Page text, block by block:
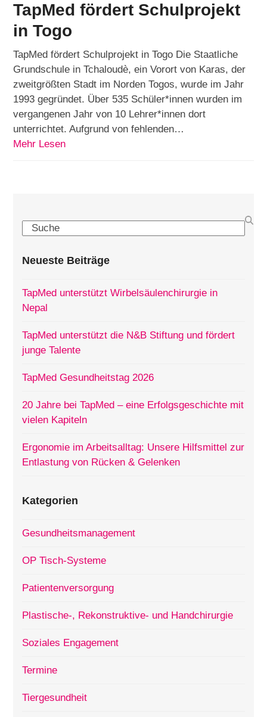
TapMed fördert Schulprojekt
in Togo
TapMed fördert Schulprojekt in Togo Die Staatliche
Grundschule in Tchaloudè, ein Vorort von Karas, der
zweitgrößten Stadt im Norden Togos, wurde im Jahr
1993 gegründet. Über 535 Schüler*innen wurden im
vergangenen Jahr von 10 Lehrer*innen dort
unterrichtet. Aufgrund von fehlenden…
Mehr Lesen
Search
Neueste Beiträge
TapMed unterstützt Wirbelsäulenchirurgie in
Nepal
TapMed unterstützt die N&B Stiftung und fördert
junge Talente
TapMed Gesundheitstag 2026
20 Jahre bei TapMed – eine Erfolgsgeschichte mit
vielen Kapiteln
Ergonomie im Arbeitsalltag: Unsere Hilfsmittel zur
Entlastung von Rücken & Gelenken
Kategorien
Gesundheitsmanagement
OP Tisch-Systeme
Patientenversorgung
Plastische-, Rekonstruktive- und Handchirurgie
Soziales Engagement
Termine
Tiergesundheit